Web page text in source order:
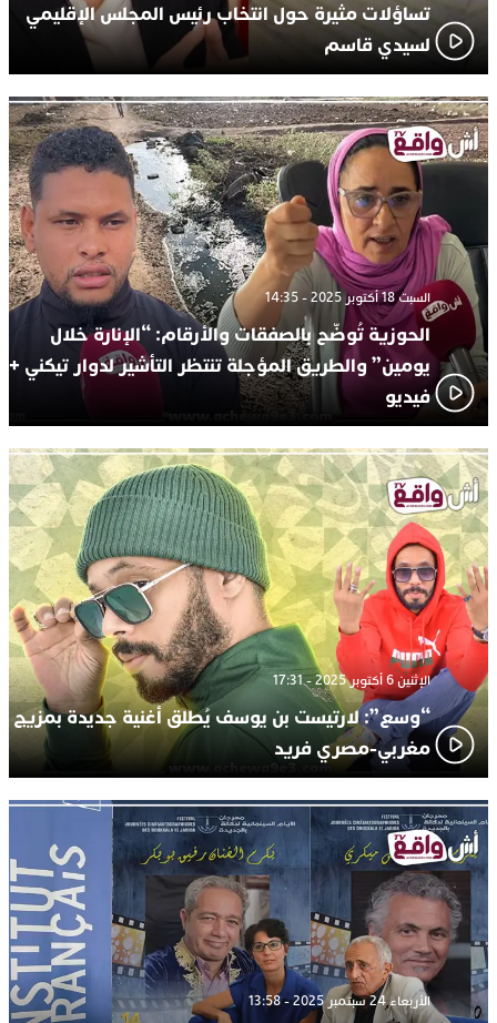
تساؤلات مثيرة حول انتخاب رئيس المجلس الإقليمي
لسيدي قاسم
السبت 18 أكتوبر 2025 - 14:35
الحوزية تُوضّح بالصفقات والأرقام: “الإنارة خلال
يومين” والطريق المؤجلة تنتظر التأشير لدوار تيكني +
فيديو
الإثنين 6 أكتوبر 2025 - 17:31
“وسع”: لارتيست بن يوسف يُطلق أغنية جديدة بمزيج
مغربي-مصري فريد
الأربعاء 24 سبتمبر 2025 - 13:58